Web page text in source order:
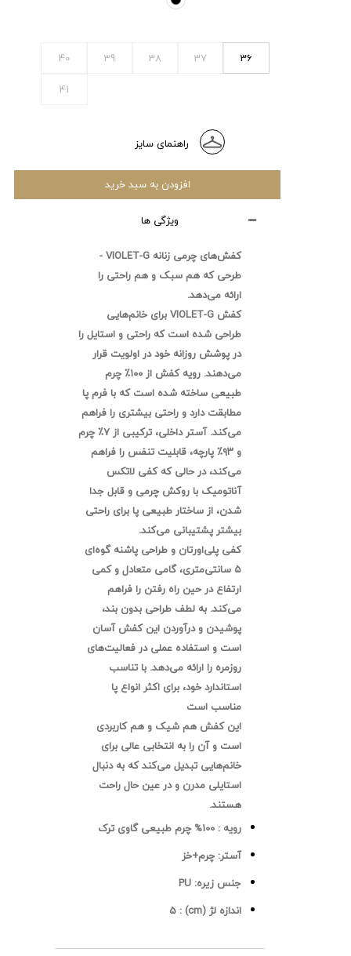
36
37
38
39
40
41
راهنمای سایز
افزودن به سبد خرید
ویژگی ها
کفش‌های چرمی زنانه VIOLET-G -
طرحی که هم سبک و هم راحتی را
ارائه می‌دهد.
کفش VIOLET-G برای خانم‌هایی
طراحی شده است که راحتی و استایل را
در پوشش روزانه خود در اولویت قرار
می‌دهند. رویه کفش از ۱۰۰٪ چرم
طبیعی ساخته شده است که با فرم پا
مطابقت دارد و راحتی بیشتری را فراهم
می‌کند. آستر داخلی، ترکیبی از ۷٪ چرم
و ۹۳٪ پارچه، قابلیت تنفس را فراهم
می‌کند، در حالی کهکفی لاتکس
آناتومیک با روکش چرمی و قابل جدا
شدن، از ساختار طبیعی پا برای راحتی
بیشتر پشتیبانی می‌کند.
کفی پلی‌اورتان و طراحی پاشنه گوه‌ای
۵ سانتی‌متری، گامی متعادل و کمی
ارتفاع در حین راه رفتن را فراهم
می‌کند. به لطف طراحی بدون بند،
پوشیدن و درآوردن این کفش آسان
است و استفاده عملی در فعالیت‌های
روزمره را ارائه می‌دهد. با تناسب
استاندارد خود، برای اکثر انواع پا
مناسب است
این کفش هم شیک و هم کاربردی
است و آن را به انتخابی عالی برای
خانم‌هایی تبدیل می‌کند که به دنبال
استایلی مدرن و در عین حال راحت
هستند.
رویه : 100% چرم طبیعی گاوی ترک
آستر: چرم+خز
جنس زیره: PU
اندازه لژ (cm) :
5